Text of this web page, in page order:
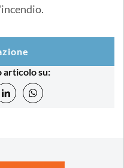
articolo su: